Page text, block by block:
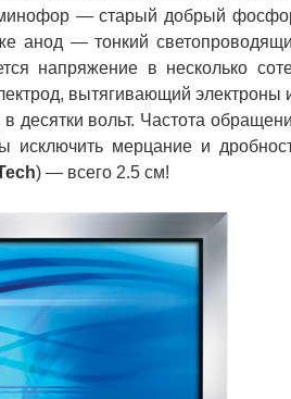
— старый добрый
анод — тонкий
напряжение в несколько
вытягивающий электроны
десятки вольт. Частота
исключить мерцание и
) — всего 2.5 см!